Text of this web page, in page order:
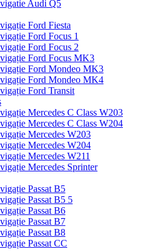
Audi Q5
Ford Fiesta
Ford Focus 1
Ford Focus 2
Ford Focus MK3
Ford Mondeo MK3
Ford Mondeo MK4
Ford Transit
Mercedes C Class W203
Mercedes C Class W204
Mercedes W203
Mercedes W204
Mercedes W211
Mercedes Sprinter
Passat B5
Passat B5 5
Passat B6
Passat B7
Passat B8
Passat CC